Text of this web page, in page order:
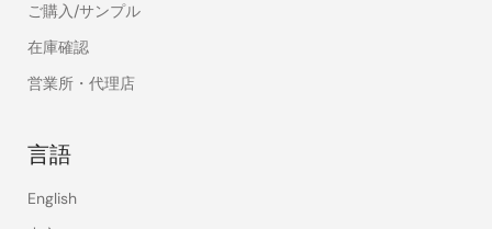
ご購入/サンプル
在庫確認
営業所・代理店
言語
English